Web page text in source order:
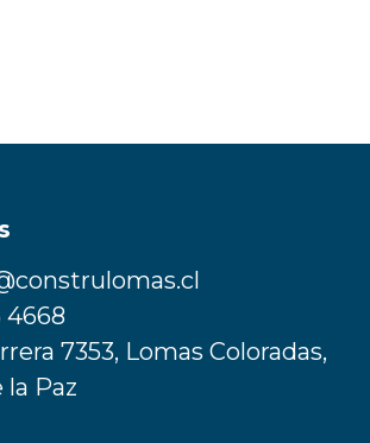
4668
7353, Lomas Coloradas,
la Paz